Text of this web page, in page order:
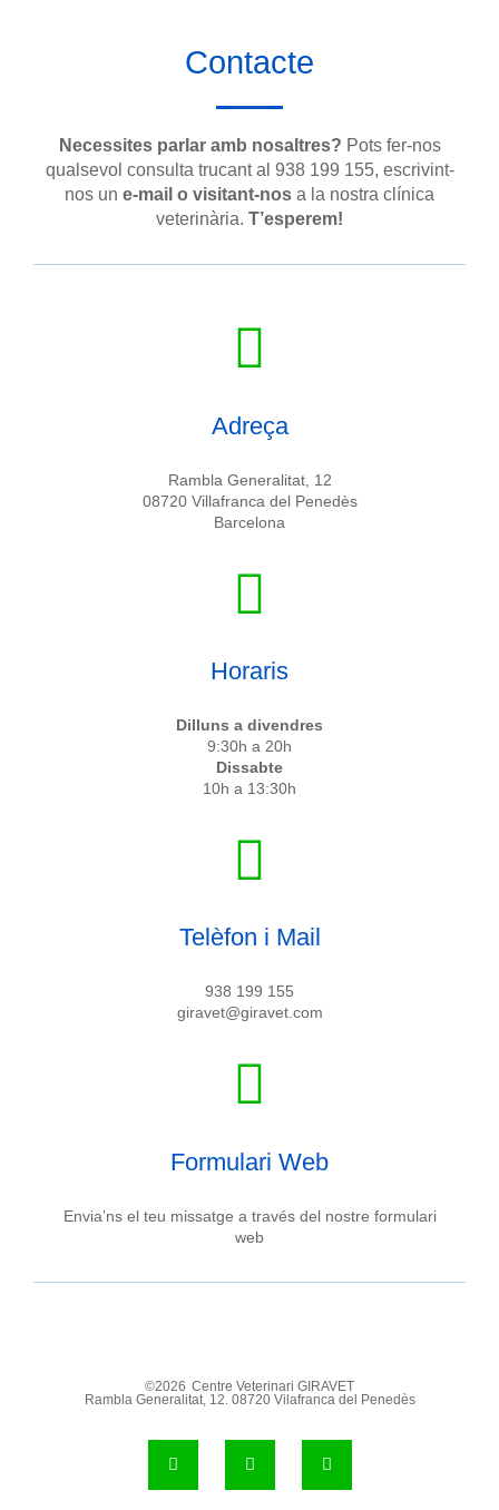
Contacte
Necessites parlar amb nosaltres? Pots fer-nos
qualsevol consulta trucant al 938 199 155, escrivint-
nos un e-mail o visitant-nos a la nostra clínica
veterinària. T’esperem!
Adreça
Rambla Generalitat, 12
08720 Villafranca del Penedès
Barcelona
Horaris
Dilluns a divendres
9:30h a 20h
Dissabte
10h a 13:30h
Telèfon i Mail
938 199 155
giravet@giravet.com
Formulari Web
Envia’ns el teu missatge a través del nostre formulari
web
©2026 Centre Veterinari GIRAVET
Rambla Generalitat, 12. 08720 Vilafranca del Penedès